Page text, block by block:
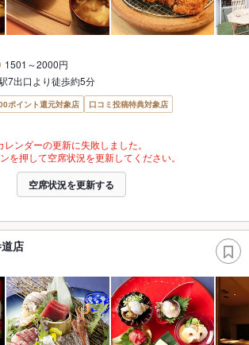
1501～2000円
7出口より徒歩約5分
ポイント還元対象店 口コミ投稿特典対象店
レンダーの更新に失敗しました。
を押して空席状況を更新してください。
空席状況を更新する
店